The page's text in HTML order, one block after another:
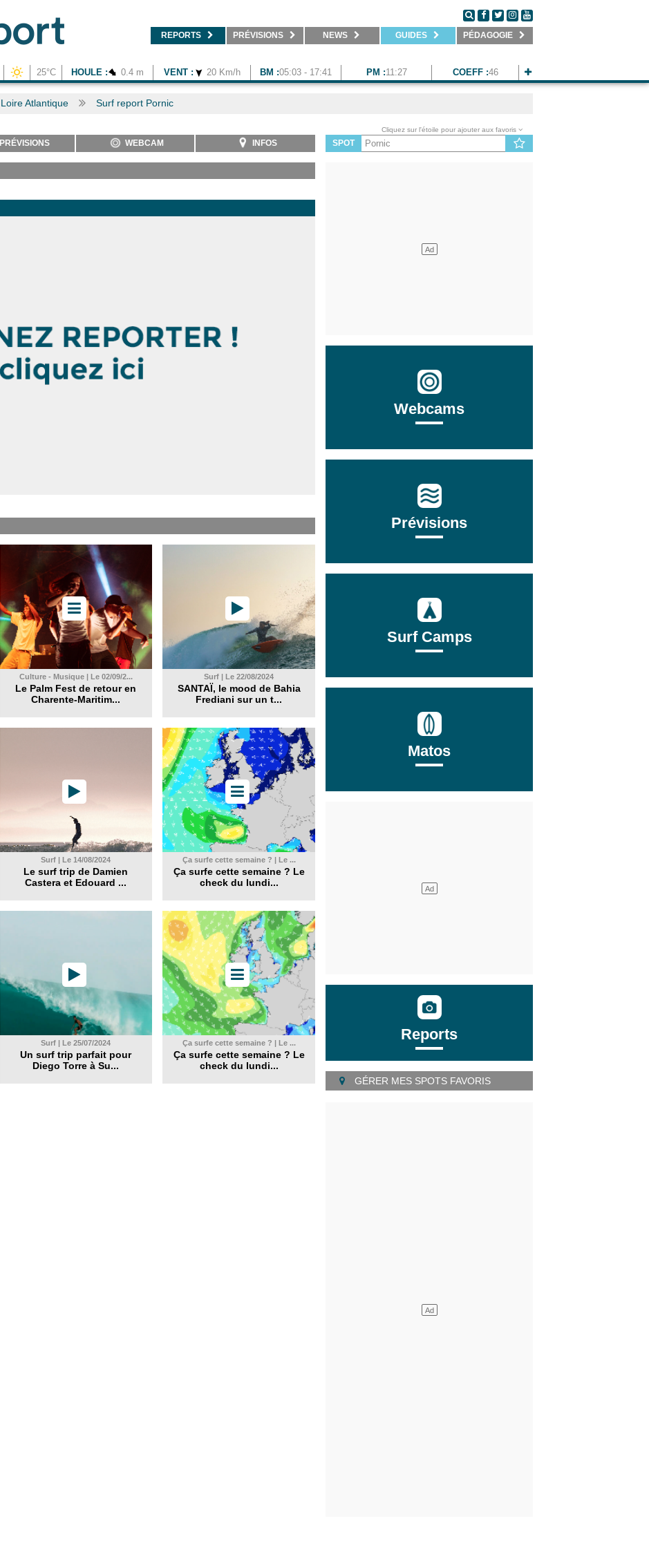
REPORTS PRÉVISIONS NEWS GUIDES PÉDAGOGIE
25°C HOULE : 0.4 m VENT : 20 Km/h BM :05:03 - 17:41 PM :11:27 COEFF :46
Loire Atlantique Surf report Pornic
PRÉVISIONS WEBCAM INFOS
Culture - Musique | Le 02/09/2...
Le Palm Fest de retour en
Charente-Maritim...
Surf | Le 22/08/2024
SANTAÏ, le mood de Bahia
Frediani sur un t...
Surf | Le 14/08/2024
Le surf trip de Damien
Castera et Edouard ...
Ça surfe cette semaine ? | Le ...
Ça surfe cette semaine ? Le
check du lundi...
Surf | Le 25/07/2024
Un surf trip parfait pour
Diego Torre à Su...
Ça surfe cette semaine ? | Le ...
Ça surfe cette semaine ? Le
check du lundi...
Cliquez sur l'étoile pour ajouter aux favoris
SPOT
Webcams
Prévisions
Surf Camps
Matos
Reports
GÉRER MES SPOTS FAVORIS